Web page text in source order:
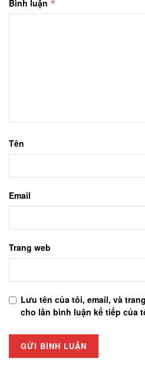
Bình luận *
Tên
Email
Trang web
Lưu tên của tôi, email, và
cho lần bình luận kế tiếp của